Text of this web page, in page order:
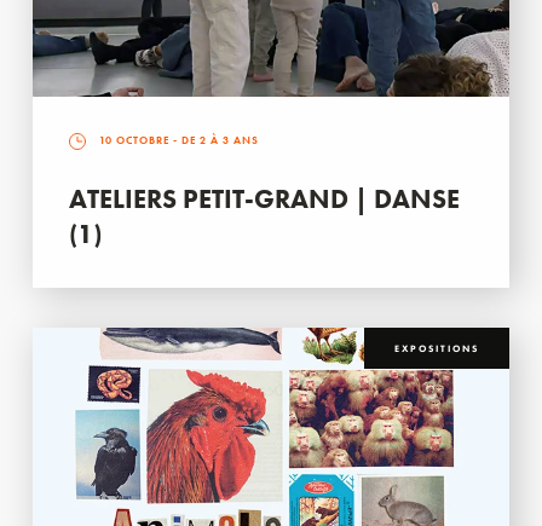
10 OCTOBRE - DE 2 À 3 ANS
ATELIERS PETIT-GRAND | DANSE
(1)
EXPOSITIONS